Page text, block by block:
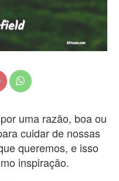
uma razão, boa ou
cuidar de nossas
queremos, e isso
inspiração.